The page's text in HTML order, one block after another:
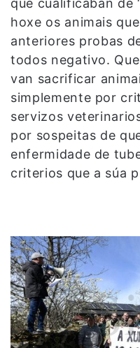
que cualificaban de
hoxe os animais
anteriores probas
todos negativo.
van sacrificar
simplemente por
servizos
por sospeitas de
enfermidade de
criterios que a súa